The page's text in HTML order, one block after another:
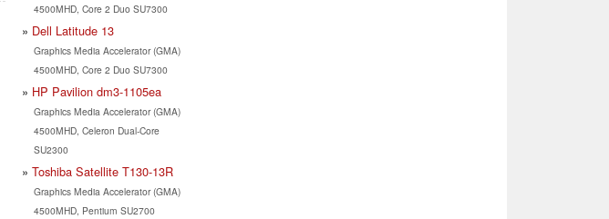
4500MHD, Core 2 Duo SU7300
Dell Latitude 13
Graphics Media Accelerator (GMA)
4500MHD, Core 2 Duo SU7300
HP Pavilion dm3-1105ea
Graphics Media Accelerator (GMA)
4500MHD, Celeron Dual-Core
SU2300
Toshiba Satellite T130-13R
Graphics Media Accelerator (GMA)
4500MHD, Pentium SU2700